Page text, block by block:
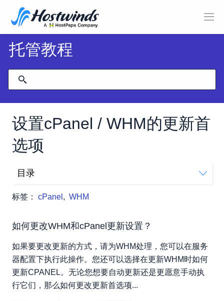
托管教程
设置cPanel / WHM的更新首
选项
标签： cPanel , WHM
目录
更改WHM / CPANEL更新设置。
如何更改WHM和cPanel更新设置？
如果要更改更新的方式，请为WHM处理，您可以在服务
器配置下执行此操作。您还可以选择在更新WHM时如何
更新CPANEL。无论您想要自动更新还是更愿意手动执
行它们，那么如何更改更新首选项...